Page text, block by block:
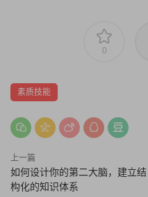
0
素质技能
上一篇
如何设计你的第二大脑，建立结
构化的知识体系